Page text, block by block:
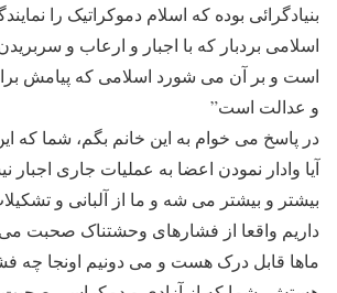
بنیادگرائی بوده که اسلام دموکراتیک را
اسلامی بردبار که با اجبار و ارعاب و سربریدن
است و بر آن می شورد اسلامی که پیامش
و عدالت است”
در پاسخ می خوام به این خانم بگم، شما که
آیا وادار نمودن اعضا به عملیات جاری
بیشتر و بیشتر می شه و ما از آلبانی و
داریم واقعا از فشارهای وحشتناک صحبت می
ماها قابل درک هست و می دونیم اونجا چه